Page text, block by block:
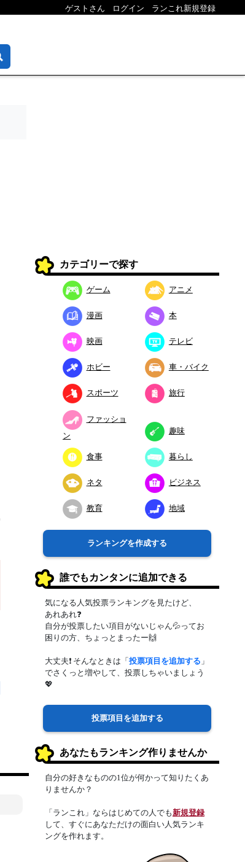
ゲストさん ログイン ランこれ新規登録
カテゴリーで探す
ゲーム アニメ
漫画 本
映画 テレビ
ホビー 車・バイク
スポーツ 旅行
ファッショ
ン
趣味
食事 暮らし
ネタ ビジネス
教育 地域
ランキングを作成する
誰でもカンタンに追加できる
気になる人気投票ランキングを見たけど、
あれあれ❓
自分が投票したい項目がないじゃん💦ってお
困りの方、ちょっとまったー🙌
大丈夫❗ そんなときは「投票項目を追加する 」
でさくっと増やして、投票しちゃいましょう
💖
投票項目を追加する
あなたもランキング作りませんか
自分の好きなものの1位が何かって知りたくあ
りませんか？
「ランこれ」ならはじめての人でも新規登録
して、すぐにあなただけの面白い人気ランキ
ングを作れます。